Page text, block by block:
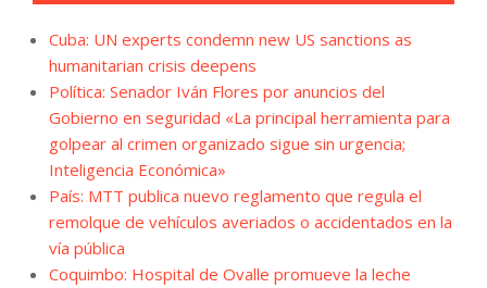
Cuba: UN experts condemn new US sanctions as
humanitarian crisis deepens
Política: Senador Iván Flores por anuncios del
Gobierno en seguridad «La principal herramienta para
golpear al crimen organizado sigue sin urgencia;
Inteligencia Económica»
País: MTT publica nuevo reglamento que regula el
remolque de vehículos averiados o accidentados en la
vía pública
Coquimbo: Hospital de Ovalle promueve la leche